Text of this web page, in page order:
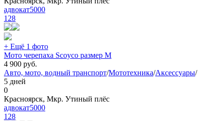
адвокат5000
128
+ Ещё 1 фото
Мото черепаха Scoyco размер М
4 900 руб.
Авто, мото, водный транспорт/Мототехника/Аксессуары/
5 дней
0
Красноярск, Мкр. Утиный плёс
адвокат5000
128